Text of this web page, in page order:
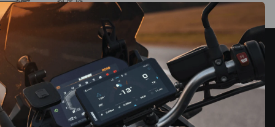
ースレター
ル情報、新製品の発表、イベント情報などをいち早
届けします。